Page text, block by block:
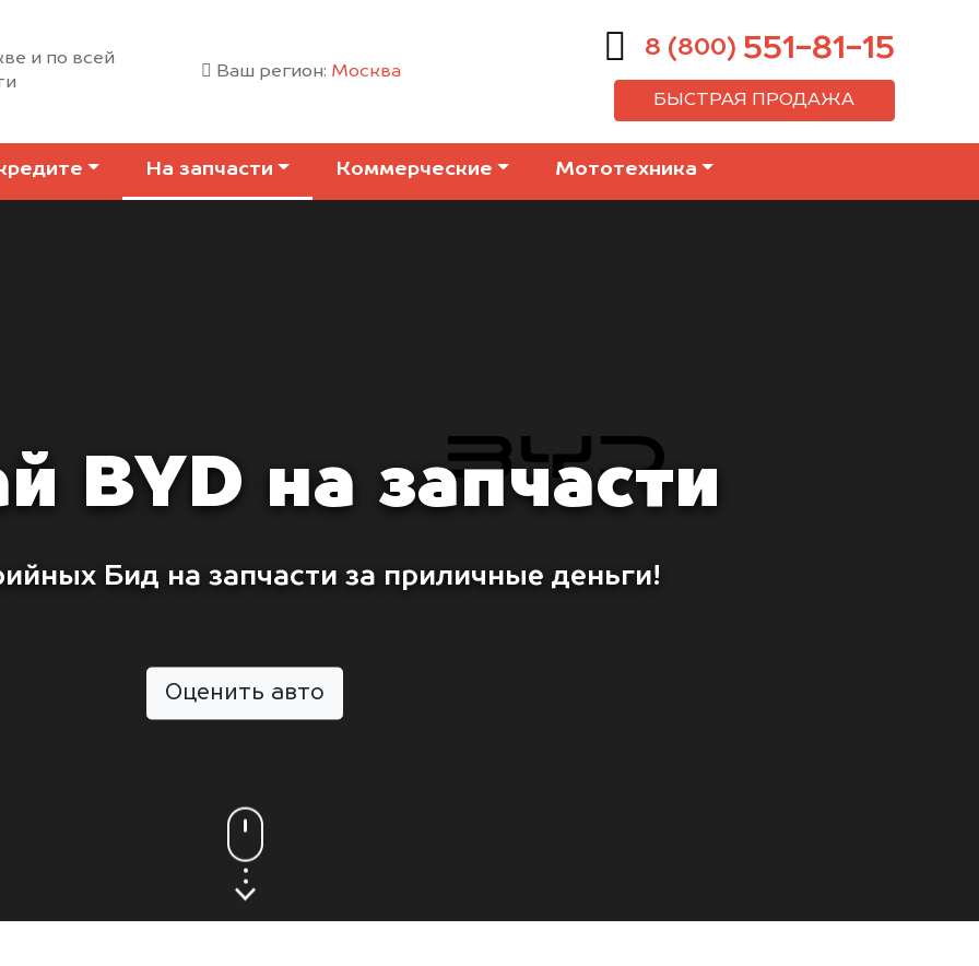
и по всей
Ваш регион: Москва
8 (800) 551-81-15
БЫСТРАЯ ПРОДАЖА
На запчасти Коммерческие Мототехника
BYD на запчасти
Бид на запчасти за приличные деньги!
Оценить авто